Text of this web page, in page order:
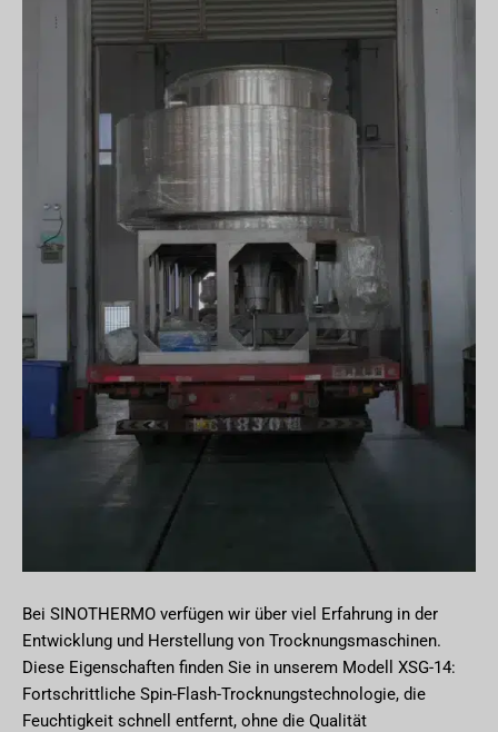
Bei SINOTHERMO verfügen wir über viel Erfahrung in der
Entwicklung und Herstellung von Trocknungsmaschinen.
Diese Eigenschaften finden Sie in unserem Modell XSG-14:
Fortschrittliche Spin-Flash-Trocknungstechnologie, die
Feuchtigkeit schnell entfernt, ohne die Qualität